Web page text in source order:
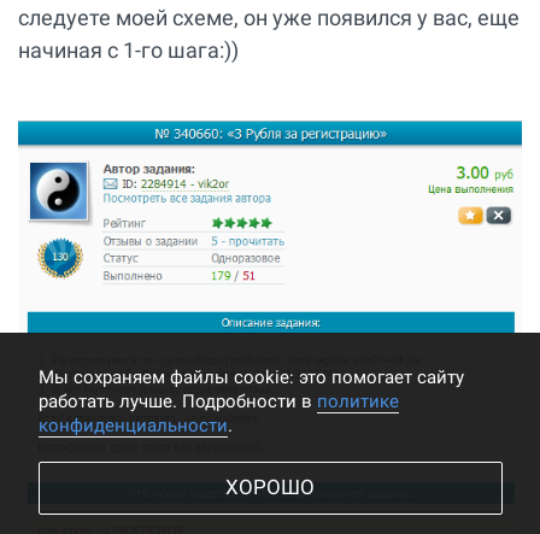
следуете моей схеме, он уже появился у вас, еще
начиная с 1-го шага:))
Мы cохраняем файлы cookie: это помогает сайту
работать лучше. Подробности в политике
конфиденциальности.
ХОРОШО